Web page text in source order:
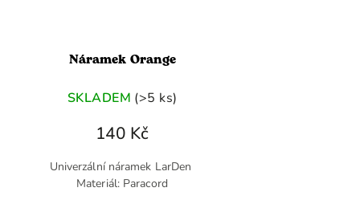
Náramek Orange
SKLADEM (>5 ks)
140 Kč
Univerzální náramek LarDen
Materiál: Paracord